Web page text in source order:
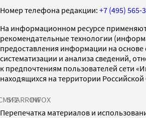
Номер телефона редакции: +7 (495) 565-
На информационном ресурсе
рекомендательные технологии
предоставления информации на основе
систематизации и анализа сведений,
к предпочтениям пользователей сети
находящихся на территории
SPARROWINFOX
Перепечатка материалов и